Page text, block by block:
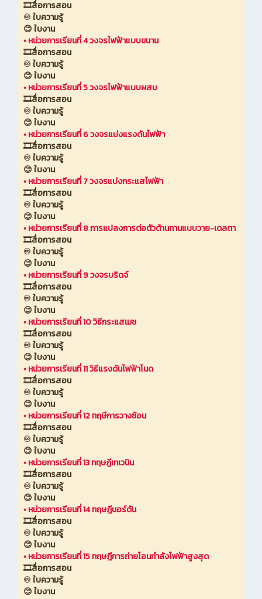
🎞️สื่อการสอน
♾️ ใบความรู้
😊 ใบงาน
•หน่วยการเรียนที่ 4 วงจรไฟฟ้าแบบขนาน
🎞️สื่อการสอน
♾️ ใบความรู้
😊 ใบงาน
•หน่วยการเรียนที่ 5 วงจรไฟฟ้าแบบผสม
🎞️สื่อการสอน
♾️ ใบความรู้
😊 ใบงาน
•หน่วยการเรียนที่ 6 วงจรแบ่งแรงดันไฟฟ้า
🎞️สื่อการสอน
♾️ ใบความรู้
😊 ใบงาน
•หน่วยการเรียนที่ 7 วงจรแบ่งกระแสไฟฟ้า
🎞️สื่อการสอน
♾️ ใบความรู้
😊 ใบงาน
•หน่วยการเรียนที่ 8 การแปลงการต่อตัวต้านทานแบบวาย-เดลตา
🎞️สื่อการสอน
♾️ ใบความรู้
😊 ใบงาน
•หน่วยการเรียนที่ 9 วงจรบริดจ์
🎞️สื่อการสอน
♾️ ใบความรู้
😊 ใบงาน
•หน่วยการเรียนที่ 10 วิธีกระแสเมช
🎞️สื่อการสอน
♾️ ใบความรู้
😊 ใบงาน
•หน่วยการเรียนที่ 11 วิธีแรงดันไฟฟ้าโนด
🎞️สื่อการสอน
♾️ ใบความรู้
😊 ใบงาน
•หน่วยการเรียนที่ 12 ทฤษีการวางซ้อน
🎞️สื่อการสอน
♾️ ใบความรู้
😊 ใบงาน
•หน่วยการเรียนที่ 13 ทฤษฎีเทเวนิน
🎞️สื่อการสอน
♾️ ใบความรู้
😊 ใบงาน
•หน่วยการเรียนที่ 14 ทฤษฎีนอร์ตัน
🎞️สื่อการสอน
♾️ ใบความรู้
😊 ใบงาน
•หน่วยการเรียนที่ 15 ทฤษฎีการถ่ายโอนกำลังไฟฟ้าสูงสุด
🎞️สื่อการสอน
♾️ ใบความรู้
😊 ใบงาน